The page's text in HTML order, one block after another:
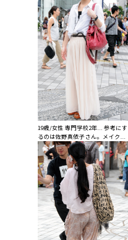
19歳/女性 専門学校2年... 参考にす
るのは佐野真依子さん。メイク...